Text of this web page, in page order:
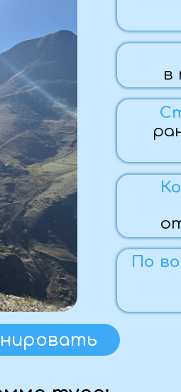
+7 (959)
отдых
раннее
33 500 ₽
в
По вопросам